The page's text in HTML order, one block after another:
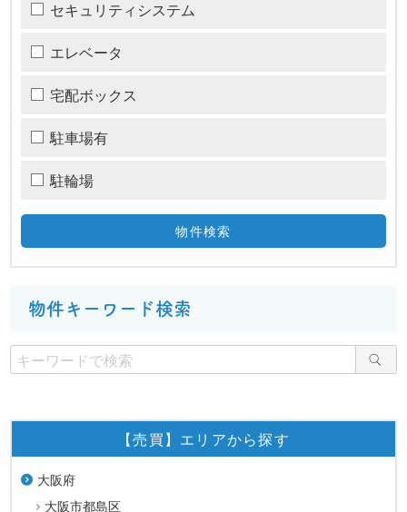
セキュリティシステム
エレベータ
宅配ボックス
駐車場有
駐輪場
物件キーワード検索
【売買】エリアから探す
大阪府
大阪市都島区